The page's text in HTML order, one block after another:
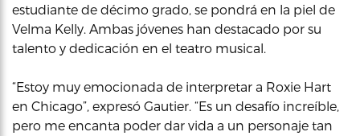
estudiante de décimo grado, se pondrá en la piel de
Velma Kelly. Ambas jóvenes han destacado por su
talento y dedicación en el teatro musical.
“Estoy muy emocionada de interpretar a Roxie Hart
en Chicago”, expresó Gautier. “Es un desafío increíble,
pero me encanta poder dar vida a un personaje tan